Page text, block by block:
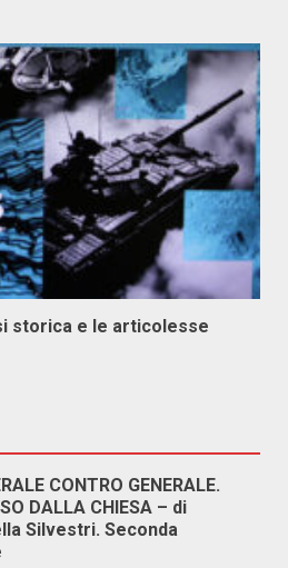
storica e le articolesse
CONTRO GENERALE.
DALLA CHIESA – di
Silvestri. Seconda